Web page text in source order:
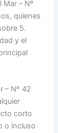
– Nº
quienes
5.
y el
– Nº 42
corto
o incluso